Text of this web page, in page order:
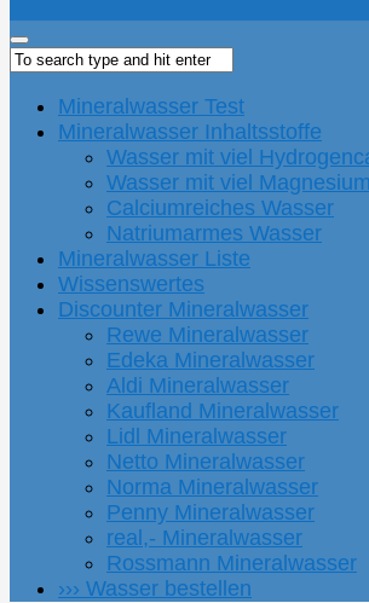
Mineralwasser Test
Mineralwasser Inhaltsstoffe
Wasser mit viel
Wasser mit viel Magnesium
Calciumreiches Wasser
Natriumarmes Wasser
Mineralwasser Liste
Wissenswertes
Discounter Mineralwasser
Rewe Mineralwasser
Edeka Mineralwasser
Aldi Mineralwasser
Kaufland Mineralwasser
Lidl Mineralwasser
Netto Mineralwasser
Norma Mineralwasser
Penny Mineralwasser
real,- Mineralwasser
Rossmann Mineralwasser
››› Wasser bestellen